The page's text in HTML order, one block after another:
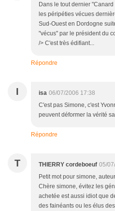
Dans le tout dernier
les péripéties vécues
Sud-Ouest en Dordogne
"vécus" par le président du
/> C'est très édifiant...
Répondre
I isa 06/07/2006 17:38
C'est pas Simone, c'est
peuvent déformer la vérité
Répondre
T THIERRY cordeboeuf 05/
Petit mot pour simone,
Chère simone, évitez les
achetée est aussi idiot que
des fainéants ou les élus